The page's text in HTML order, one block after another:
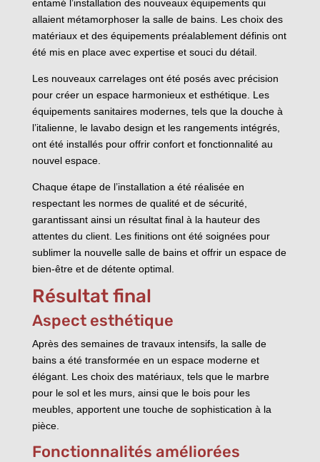
entamé l’installation des nouveaux équipements qui
allaient métamorphoser la salle de bains. Les choix des
matériaux et des équipements préalablement définis ont
été mis en place avec expertise et souci du détail.
Les nouveaux carrelages ont été posés avec précision
pour créer un espace harmonieux et esthétique. Les
équipements sanitaires modernes, tels que la douche à
l’italienne, le lavabo design et les rangements intégrés,
ont été installés pour offrir confort et fonctionnalité au
nouvel espace.
Chaque étape de l’installation a été réalisée en
respectant les normes de qualité et de sécurité,
garantissant ainsi un résultat final à la hauteur des
attentes du client. Les finitions ont été soignées pour
sublimer la nouvelle salle de bains et offrir un espace de
bien-être et de détente optimal.
Résultat final
Aspect esthétique
Après des semaines de travaux intensifs, la salle de
bains a été transformée en un espace moderne et
élégant. Les choix des matériaux, tels que le marbre
pour le sol et les murs, ainsi que le bois pour les
meubles, apportent une touche de sophistication à la
pièce.
Fonctionnalités améliorées